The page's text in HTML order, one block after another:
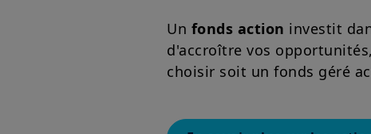
Un fonds action investit
d'accroître vos
choisir soit un fonds géré